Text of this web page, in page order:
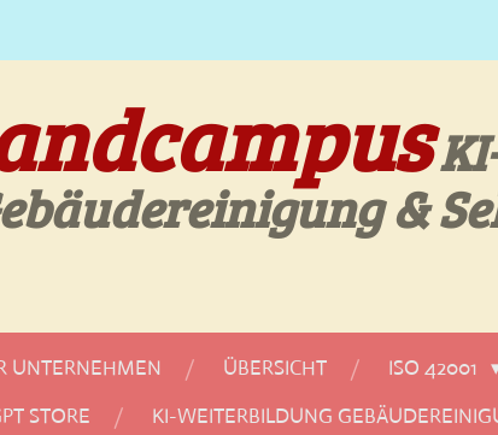
&
UNTERNEHMEN ÜBERSICHT ISO 42001
STORE
KI-WEITERBILDUNG